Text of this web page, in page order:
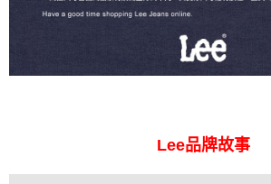
Lee品牌故事